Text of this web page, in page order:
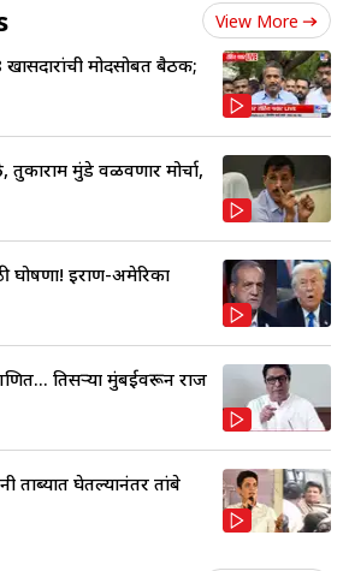
View More
मोदींसोबत बैठक;
तुकाराम मुंडे वळवणार मोर्चा,
घोषणा! इराण-अमेरिका
तिसऱ्या मुंबईवरून राज
ताब्यात घेतल्यानंतर तांबे